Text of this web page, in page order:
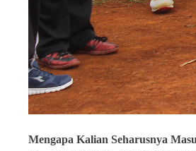
Mengapa Kalian Seharusnya